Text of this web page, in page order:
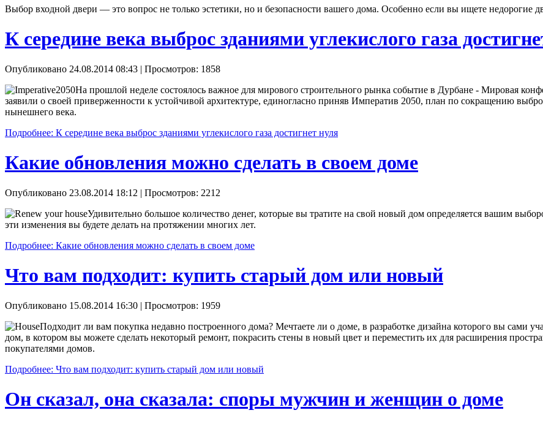
Выбор входной двери — это вопрос не только эстетики, но и безопасности вашего дома. Особенно если вы ищете недорогие
К середине века выброс зданиями углекислого газа
Опубликовано 24.08.2014 08:43 | Просмотров: 1858
На прошлой неделе состоялось важное для мирового строительного рынка событие в Дурбане - Мировая
заявили о своей приверженности к устойчивой архитектуре, единогласно приняв Императив 2050, план по сокращению
нынешнего века.
Подробнее: К середине века выброс зданиями углекислого газа достигнет нуля
Какие обновления можно сделать в своем доме
Опубликовано 23.08.2014 18:12 | Просмотров: 2212
Удивительно большое количество денег, которые вы тратите на свой новый дом определяется вашим
эти изменения вы будете делать на протяжении многих лет.
Подробнее: Какие обновления можно сделать в своем доме
Что вам подходит: купить старый дом или новый
Опубликовано 15.08.2014 16:30 | Просмотров: 1959
Подходит ли вам покупка недавно построенного дома? Мечтаете ли о доме, в разработке дизайна которого вы сами
дом, в котором вы можете сделать некоторый ремонт, покрасить стены в новый цвет и переместить их для расширения
покупателями домов.
Подробнее: Что вам подходит: купить старый дом или новый
Он сказал, она сказала: споры мужчин и женщин о доме